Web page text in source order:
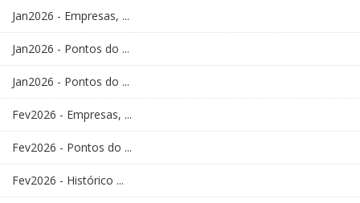
Jan2026 - Empresas, ...
Jan2026 - Pontos do ...
Jan2026 - Pontos do ...
Fev2026 - Empresas, ...
Fev2026 - Pontos do ...
Fev2026 - Histórico ...